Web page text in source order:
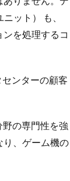
ット） も、
を処理するコ
ンターの顧客
の専門性を強
り、ゲーム機の